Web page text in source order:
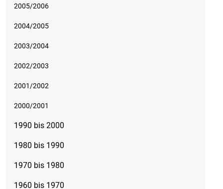
2005/2006
2004/2005
2003/2004
2002/2003
2001/2002
2000/2001
1990 bis 2000
1980 bis 1990
1970 bis 1980
1960 bis 1970